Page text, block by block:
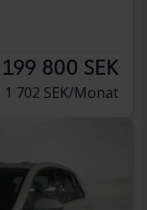
199 800 SEK
1 702 SEK/Monat